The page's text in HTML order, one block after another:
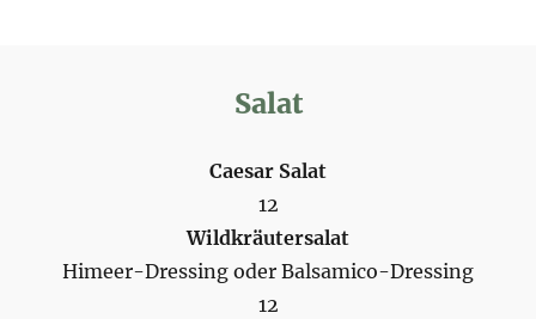
Salat
Caesar Salat
12
Wildkräutersalat
Himeer-Dressing oder Balsamico-Dressing
12